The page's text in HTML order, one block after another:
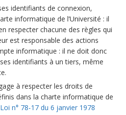
identifiants de connexion,
informatique de l’Université : il
respecter chacune des règles qui
est responsable des actions
informatique : il ne doit donc
identifiants à un tiers, même
à respecter les droits de
dans la charte informatique de
Loi n° 78-17 du 6 janvier 1978